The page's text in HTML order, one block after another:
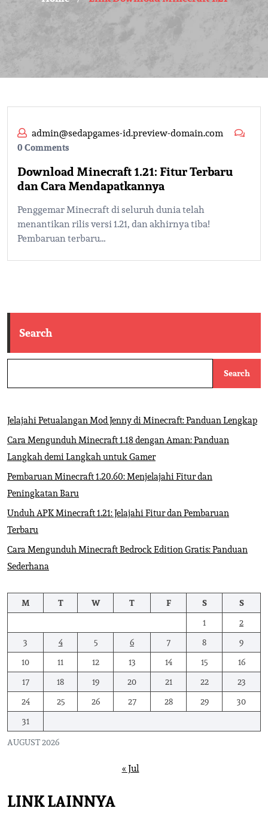
admin@sedapgames-id.preview-domain.com
0 Comments
Download Minecraft 1.21: Fitur Terbaru
dan Cara Mendapatkannya
Penggemar Minecraft di seluruh dunia telah
menantikan rilis versi 1.21, dan akhirnya tiba!
Pembaruan terbaru…
Search
Search
Jelajahi Petualangan Mod Jenny di Minecraft: Panduan Lengkap
Cara Mengunduh Minecraft 1.18 dengan Aman: Panduan
Langkah demi Langkah untuk Gamer
Pembaruan Minecraft 1.20.60: Menjelajahi Fitur dan
Peningkatan Baru
Unduh APK Minecraft 1.21: Jelajahi Fitur dan Pembaruan
Terbaru
Cara Mengunduh Minecraft Bedrock Edition Gratis: Panduan
Sederhana
AUGUST 2026
M T W T F S
S
1
2
3
4 5 6 7 8
9
10
11 12 13 14 15
16
17
18 19 20 21 22
23
24
25 26 27 28 29
30
31
« Jul
LINK LAINNYA